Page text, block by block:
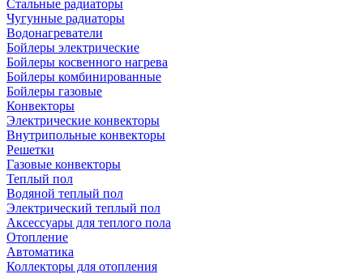
Стальные радиаторы
Чугунные радиаторы
Водонагреватели
Бойлеры электрические
Бойлеры косвенного нагрева
Бойлеры комбинированные
Бойлеры газовые
Конвекторы
Электрические конвекторы
Внутрипольные конвекторы
Решетки
Газовые конвекторы
Теплый пол
Водяной теплый пол
Электрический теплый пол
Аксессуары для теплого пола
Отопление
Автоматика
Коллекторы для отопления